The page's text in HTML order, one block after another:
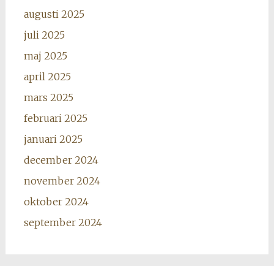
augusti 2025
juli 2025
maj 2025
april 2025
mars 2025
februari 2025
januari 2025
december 2024
november 2024
oktober 2024
september 2024